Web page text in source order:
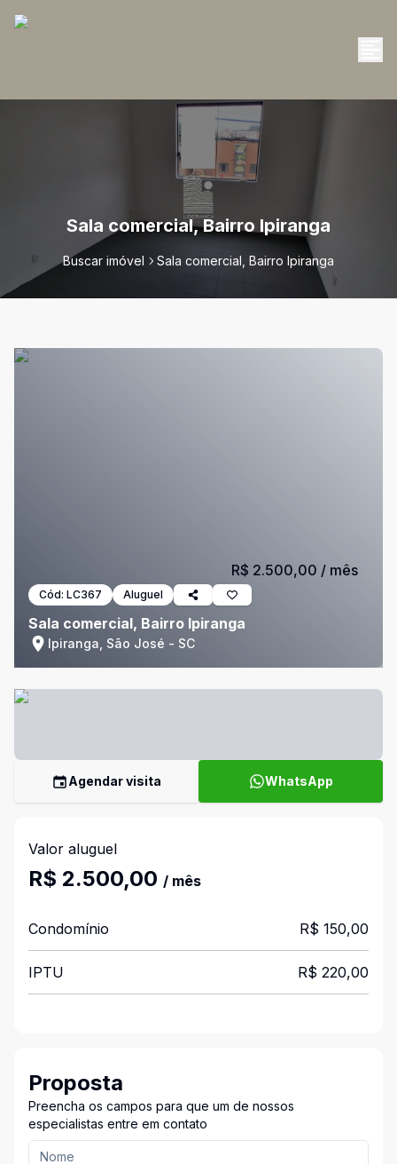
Sala comercial, Bairro Ipiranga
Buscar imóvel Sala comercial, Bairro Ipiranga
Cód: LC367 Aluguel
Sala comercial, Bairro Ipiranga
Ipiranga, São José - SC
R$ 2.500,00 / mês
Agendar visita WhatsApp
Valor aluguel
R$ 2.500,00 / mês
Condomínio R$ 150,00
IPTU R$ 220,00
Proposta
Preencha os campos para que um de nossos
especialistas entre em contato